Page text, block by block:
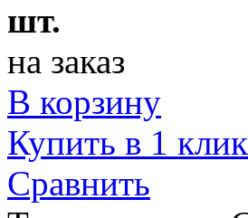
шт.
на заказ
В корзину
Купить в 1 клик
Сравнить